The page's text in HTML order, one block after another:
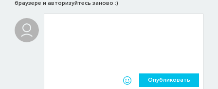
браузере и авторизуйтесь заново :)
Опубликовать